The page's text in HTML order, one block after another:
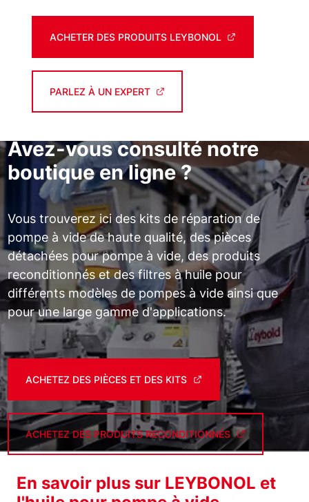
ACHETER DES PRODUITS LEYBONOL
PARLEZ À UN EXPERT
Avez-vous consulté notre
boutique en ligne ?
Vous trouverez ici des kits de réparation de
pompe à vide de haute qualité, des pièces
détachées pour pompe à vide, des produits
reconditionnés et des filtres à huile pour
différents modèles de pompes à vide ainsi que
pour une large gamme d'applications.
ACHETEZ DES PIÈCES ET DES KITS
ACHETEZ DES PRODUITS RECONDITIONNÉS
En savoir plus sur LEYBONOL et